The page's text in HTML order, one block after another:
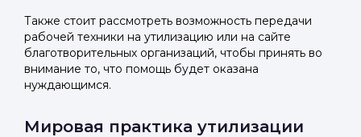
Также стоит рассмотреть возможность передачи
рабочей техники на утилизацию или на сайте
благотворительных организаций, чтобы принять во
внимание то, что помощь будет оказана
нуждающимся.
Мировая практика утилизации